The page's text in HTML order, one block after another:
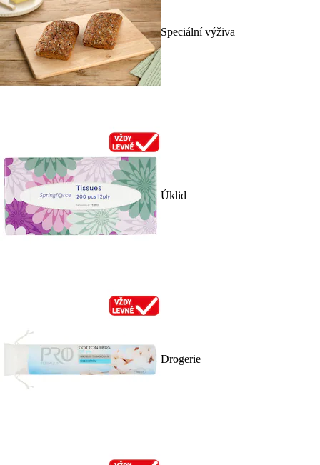
Speciální výživa
Úklid
Drogerie